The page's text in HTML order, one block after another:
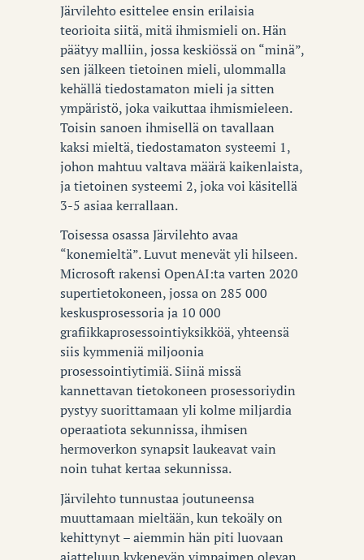
Järvilehto esittelee ensin erilaisia
teorioita siitä, mitä ihmismieli on. Hän
päätyy malliin, jossa keskiössä on “minä”,
sen jälkeen tietoinen mieli, ulommalla
kehällä tiedostamaton mieli ja sitten
ympäristö, joka vaikuttaa ihmismieleen.
Toisin sanoen ihmisellä on tavallaan
kaksi mieltä, tiedostamaton systeemi 1,
johon mahtuu valtava määrä kaikenlaista,
ja tietoinen systeemi 2, joka voi käsitellä
3-5 asiaa kerrallaan.
Toisessa osassa Järvilehto avaa
“konemieltä”. Luvut menevät yli hilseen.
Microsoft rakensi OpenAI:ta varten 2020
supertietokoneen, jossa on 285 000
keskusprosessoria ja 10 000
grafiikkaprosessointiyksikköä, yhteensä
siis kymmeniä miljoonia
prosessointiytimiä. Siinä missä
kannettavan tietokoneen prosessoriydin
pystyy suorittamaan yli kolme miljardia
operaatiota sekunnissa, ihmisen
hermoverkon synapsit laukeavat vain
noin tuhat kertaa sekunnissa.
Järvilehto tunnustaa joutuneensa
muuttamaan mieltään, kun tekoäly on
kehittynyt – aiemmin hän piti luovaan